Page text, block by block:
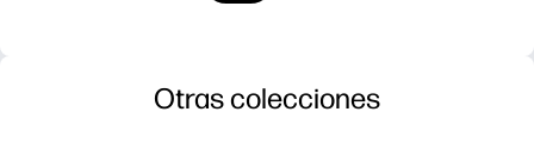
Otras colecciones